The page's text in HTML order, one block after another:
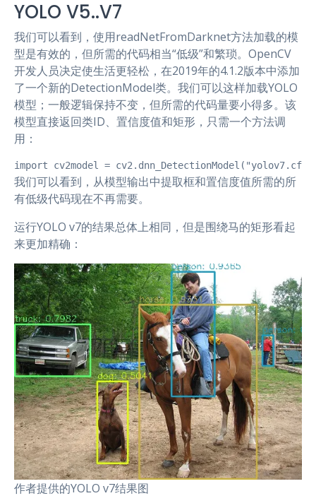
YOLO V5..V7
我们可以看到，使用readNetFromDarknet方法加载的模
型是有效的，但所需的代码相当“低级”和繁琐。OpenCV
开发人员决定使生活更轻松，在2019年的4.1.2版本中添加
了一个新的DetectionModel类。我们可以这样加载YOLO
模型；一般逻辑保持不变，但所需的代码量要小得多。该
模型直接返回类ID、置信度值和矩形，只需一个方法调
用：
import cv2model =
我们可以看到，从模型输出中提取框和置信度值所需的所
有低级代码现在不再需要。
运行YOLO v7的结果总体上相同，但是围绕马的矩形看起
来更加精确：
作者提供的YOLO v7结果图